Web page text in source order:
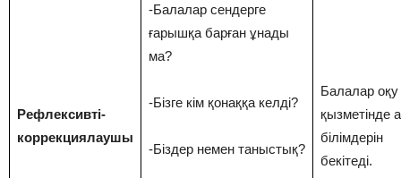
Рефлексивті-
коррекциялаушы
-Балалар сендерге
ғарышқа барған ұнады
ма?
-Бізге кім қонаққа келді?
-Біздер немен таныстық?
Балалар оқу
қызметінде
білімдерін
бекітеді.